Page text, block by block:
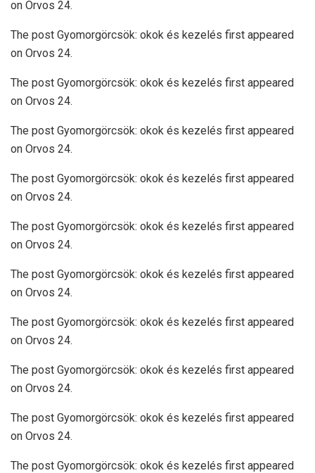
on Orvos 24.
The post Gyomorgörcsök: okok és kezelés first appeared
on Orvos 24.
The post Gyomorgörcsök: okok és kezelés first appeared
on Orvos 24.
The post Gyomorgörcsök: okok és kezelés first appeared
on Orvos 24.
The post Gyomorgörcsök: okok és kezelés first appeared
on Orvos 24.
The post Gyomorgörcsök: okok és kezelés first appeared
on Orvos 24.
The post Gyomorgörcsök: okok és kezelés first appeared
on Orvos 24.
The post Gyomorgörcsök: okok és kezelés first appeared
on Orvos 24.
The post Gyomorgörcsök: okok és kezelés first appeared
on Orvos 24.
The post Gyomorgörcsök: okok és kezelés first appeared
on Orvos 24.
The post Gyomorgörcsök: okok és kezelés first appeared